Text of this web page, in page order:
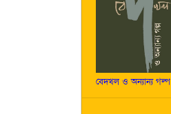
বেদখল ও অন্যান্য গল্প